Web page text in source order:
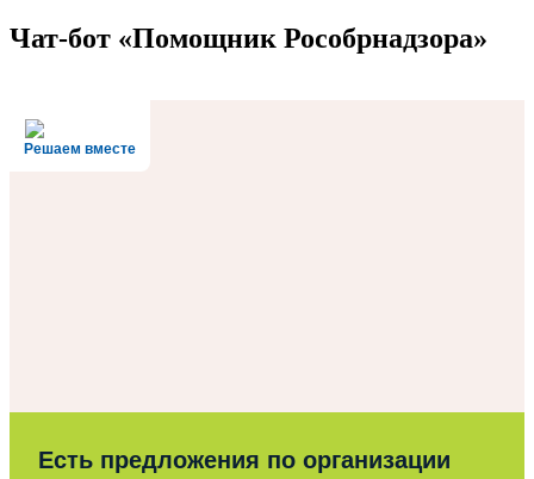
Чат-бот «Помощник Рособрнадзора»
Решаем вместе
Есть предложения по организации